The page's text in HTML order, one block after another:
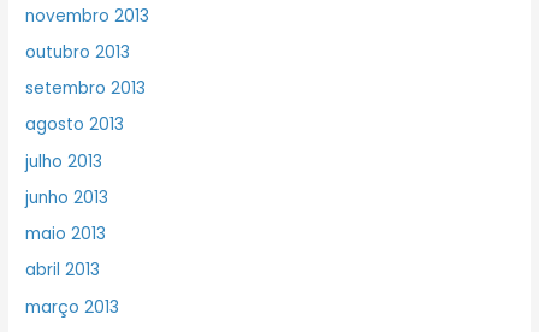
novembro 2013
outubro 2013
setembro 2013
agosto 2013
julho 2013
junho 2013
maio 2013
abril 2013
março 2013